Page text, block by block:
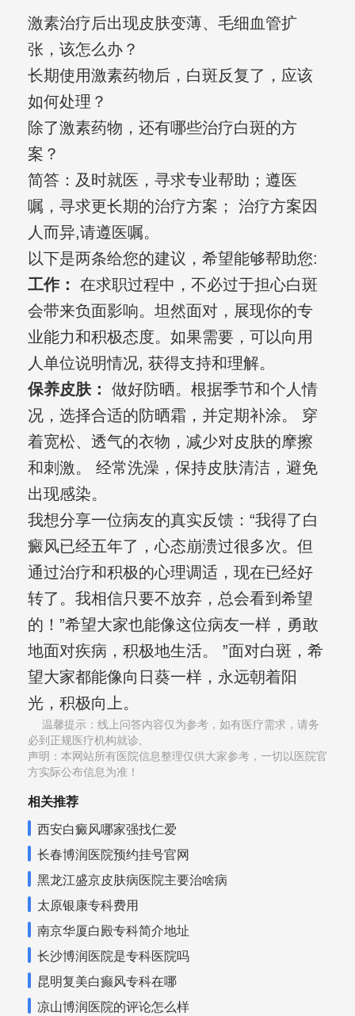
激素治疗后出现皮肤变薄、毛细血管扩
张，该怎么办？
长期使用激素药物后，白斑反复了，应该
如何处理？
除了激素药物，还有哪些治疗白斑的方
案？
简答：及时就医，寻求专业帮助；遵医
嘱，寻求更长期的治疗方案； 治疗方案因
人而异,请遵医嘱。
以下是两条给您的建议，希望能够帮助您:
工作：
在求职过程中，不必过于担心白斑
会带来负面影响。坦然面对，展现你的专
业能力和积极态度。如果需要，可以向用
人单位说明情况, 获得支持和理解。
保养皮肤：
做好防晒。根据季节和个人情
况，选择合适的防晒霜，并定期补涂。 穿
着宽松、透气的衣物，减少对皮肤的摩擦
和刺激。 经常洗澡，保持皮肤清洁，避免
出现感染。
我想分享一位病友的真实反馈：“我得了白
癜风已经五年了，心态崩溃过很多次。但
通过治疗和积极的心理调适，现在已经好
转了。我相信只要不放弃，总会看到希望
的！”希望大家也能像这位病友一样，勇敢
地面对疾病，积极地生活。 ”面对白斑，希
望大家都能像向日葵一样，永远朝着阳
光，积极向上。
温馨提示：线上问答内容仅为参考，如有医疗需求，请务
必到正规医疗机构就诊,
声明：本网站所有医院信息整理仅供大家参考，一切以医院官
方实际公布信息为准！
相关推荐
西安白癜风哪家强找仁爱
长春博润医院预约挂号官网
黑龙江盛京皮肤病医院主要治啥病
太原银康专科费用
南京华厦白殿专科简介地址
长沙博润医院是专科医院吗
昆明复美白癫风专科在哪
凉山博润医院的评论怎么样